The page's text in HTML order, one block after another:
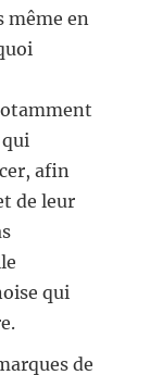
même en
qui
afin
de leur
qui
de